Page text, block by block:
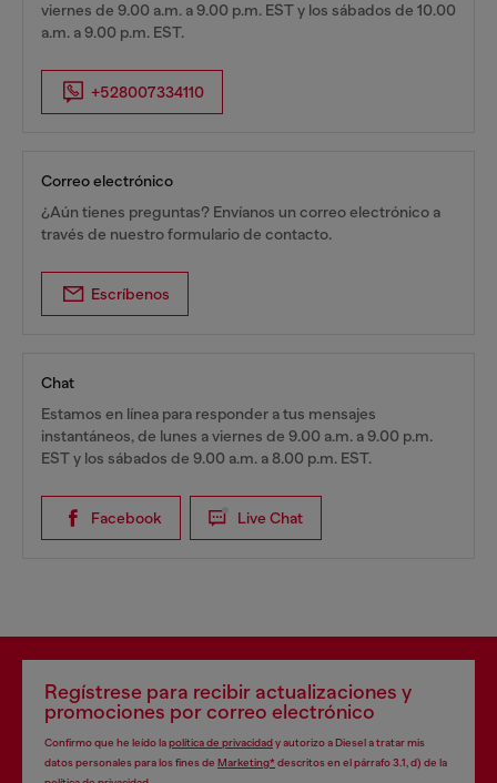
viernes de 9.00 a.m. a 9.00 p.m. EST y los sábados de 10.00
a.m. a 9.00 p.m. EST.
+528007334110
Correo electrónico
¿Aún tienes preguntas? Envíanos un correo electrónico a
través de nuestro formulario de contacto.
Escríbenos
Chat
Estamos en línea para responder a tus mensajes
instantáneos, de lunes a viernes de 9.00 a.m. a 9.00 p.m.
EST y los sábados de 9.00 a.m. a 8.00 p.m. EST.
Facebook Live Chat
Regístrese para recibir actualizaciones y
promociones por correo electrónico
Confirmo que he leído lapolítica de privacidady autorizo a Diesel a tratar mis
datos personales para los fines de Marketing*descritos en el párrafo 3.1, d) de la